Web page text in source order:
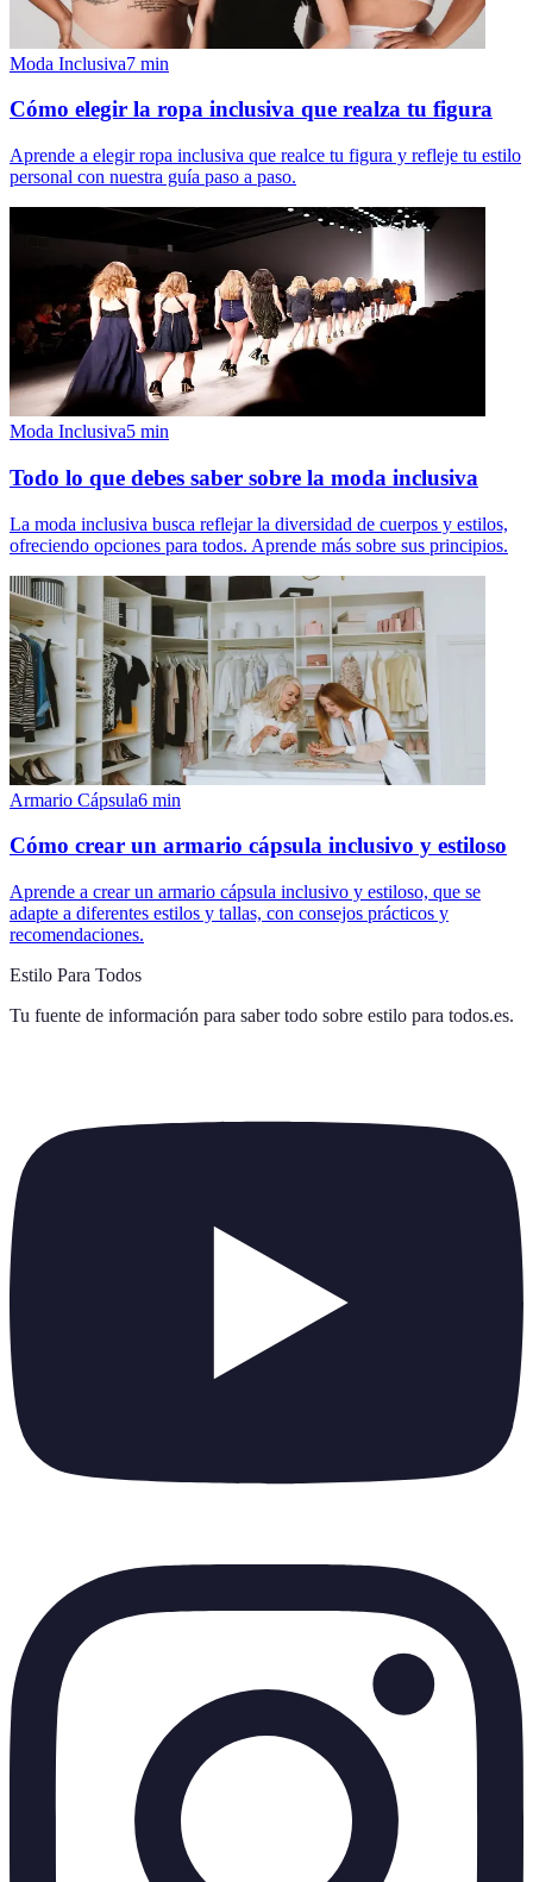
Moda Inclusiva7 min
Cómo elegir la ropa inclusiva que realza tu figura
Aprende a elegir ropa inclusiva que realce tu figura y refleje tu estilo
personal con nuestra guía paso a paso.
Moda Inclusiva5 min
Todo lo que debes saber sobre la moda inclusiva
La moda inclusiva busca reflejar la diversidad de cuerpos y estilos,
ofreciendo opciones para todos. Aprende más sobre sus principios.
Armario Cápsula6 min
Cómo crear un armario cápsula inclusivo y estiloso
Aprende a crear un armario cápsula inclusivo y estiloso, que se
adapte a diferentes estilos y tallas, con consejos prácticos y
recomendaciones.
Estilo Para Todos
Tu fuente de información para saber todo sobre estilo para todos.es.